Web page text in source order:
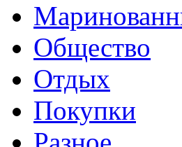
Общество
Отдых
Покупки